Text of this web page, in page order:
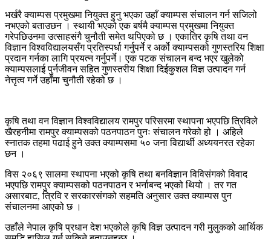
भर्खरै क्याम्पस प्रमुखमा नियुक्त हुनु भएका उहाँ क्याम्पस संचालन गर्न सजिलो
नभएको बताउछन । स्थायी भएको एक बर्षमै क्याम्पस प्रमुखमा नियुक्त
गरेपछिउनमा उत्साहसंगै चुनौती समेत थपिएको छ । एकातिर कृषि तथा वन
विज्ञान विश्वविद्यालयसँग प्रतिस्पर्धा गर्नुपर्ने र अर्को क्याम्पसको गुणस्तरिय शिक्षा
प्रदान गर्नका लागि प्रयत्न गर्नुपर्ने। एक पटक संचालन बन्द भएर खुलेको
क्याम्पसलाई पुर्नजीवन सहित गुणस्तरीय शिक्षा दिईकुशल विज्ञ उत्पादन गर्न
नेत्तृत्व गर्ने उहाँमा चुनौती रहेको छ ।
कृषि तथा वन विज्ञान विश्वविद्यालय रामपुर परिसरमा स्थापना भएपछि त्रिविले
खैरहनीमा रामपुर क्याम्पसको पठनपाठन पुनः संचालन गरेको हो । अहिले
स्नातक तहमा पढाई हुने उक्त क्याम्पसमा ५० जना विद्यार्थी अध्ययनरत रहेका
छन ।
विस २०६९ सालमा स्थापना भएको कृषि तथा बनविज्ञान विविसंगको विवाद
भएपछि रामपुर क्याम्पसको पठनपाठन र भर्नाबन्द भएको थियो । तर गत
असारबाट, त्रिवि र सरकारसंगको सहमति अनुसार उक्त क्याम्पस पुन
संचालनमा आएको छ ।
उहाँले नेपाल कृषि प्रधान देश भएकोले कृषि विज्ञ उत्पादन गरी मुलुकको आर्थिक